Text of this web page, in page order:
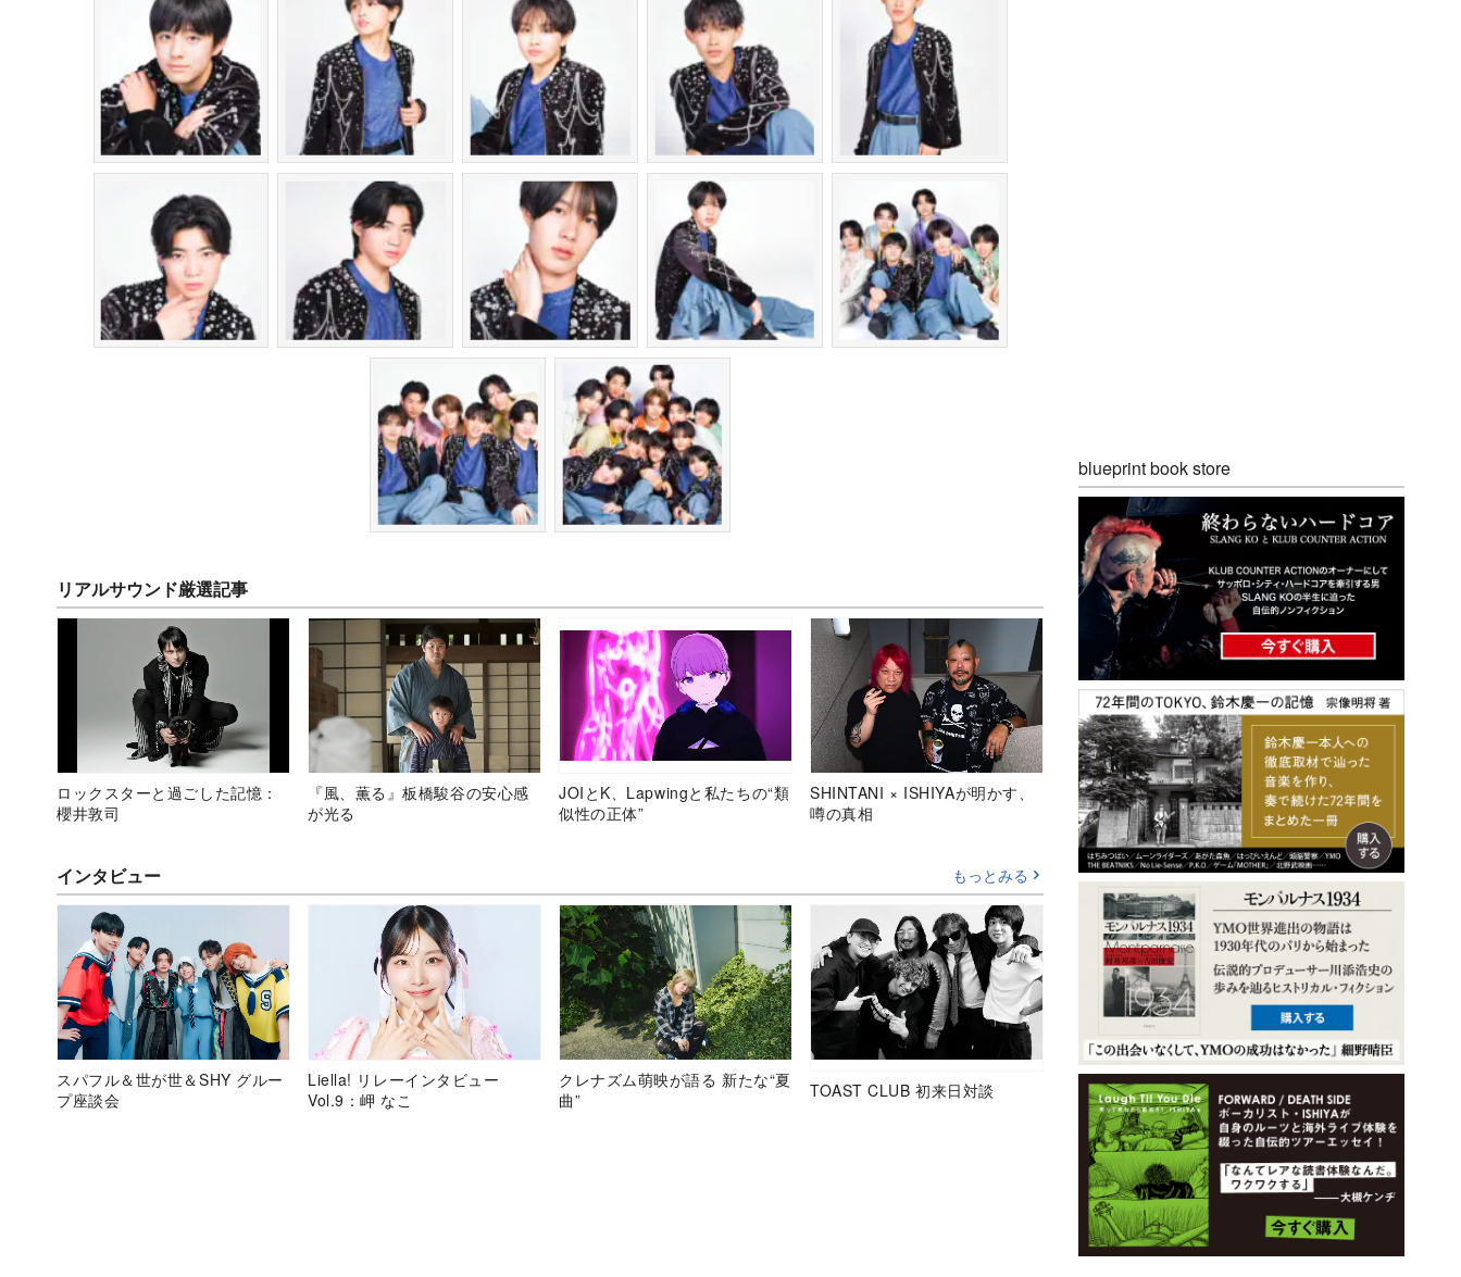
リアルサウンド厳選記事
ロックスターと過ごした記憶：
櫻井敦司
『風、薫る』板橋駿谷の安心感
が光る
JOIとK、Lapwingと私たちの“類
似性の正体”
SHINTANI × ISHIYAが明かす、
噂の真相
インタビュー もっとみる
スパフル＆世が世＆SHY グルー
プ座談会
Liella! リレーインタビュー
Vol.9：岬 なこ
クレナズム萌映が語る 新たな“夏
曲”
TOAST CLUB 初来日対談
blueprint book store